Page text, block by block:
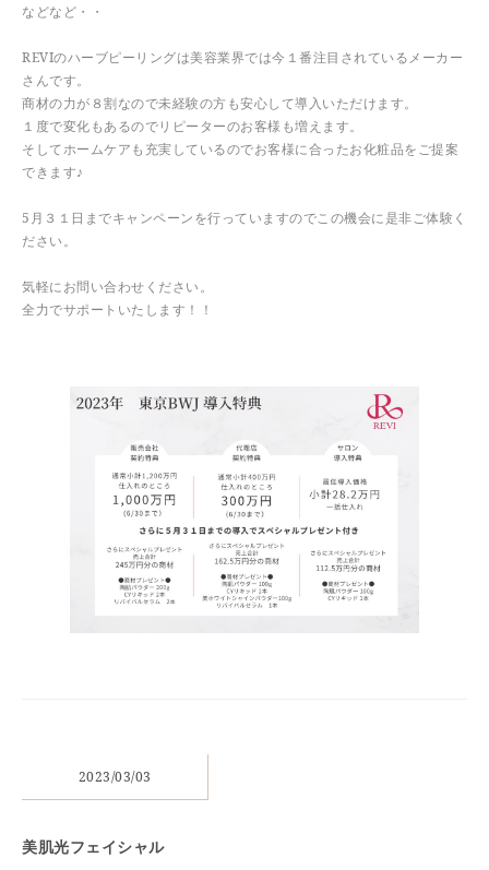
などなど・・
REVIのハーブピーリングは美容業界では今１番注目されているメーカー
さんです。
商材の力が８割なので未経験の方も安心して導入いただけます。
１度で変化もあるのでリピーターのお客様も増えます。
そしてホームケアも充実しているのでお客様に合ったお化粧品をご提案
できます♪
5月３１日までキャンペーンを行っていますのでこの機会に是非ご体験く
ださい。
気軽にお問い合わせください。
全力でサポートいたします！！
2023/03/03
美肌光フェイシャル